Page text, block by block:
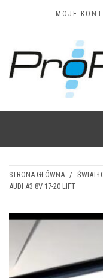
MOJE
STRONA GŁÓWNA /
AUDI A3 8V 17-20 LIFT